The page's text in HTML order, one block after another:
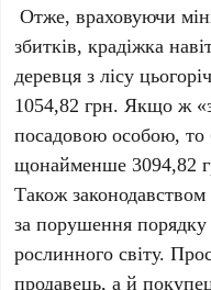
Отже, враховуючи
збитків, крадіжка
деревця з лісу
1054,82 грн. Якщо ж
посадовою особою,
щонайменше 3094,82
Також законодавством
за порушення порядку
рослинного світу.
продавець, а й